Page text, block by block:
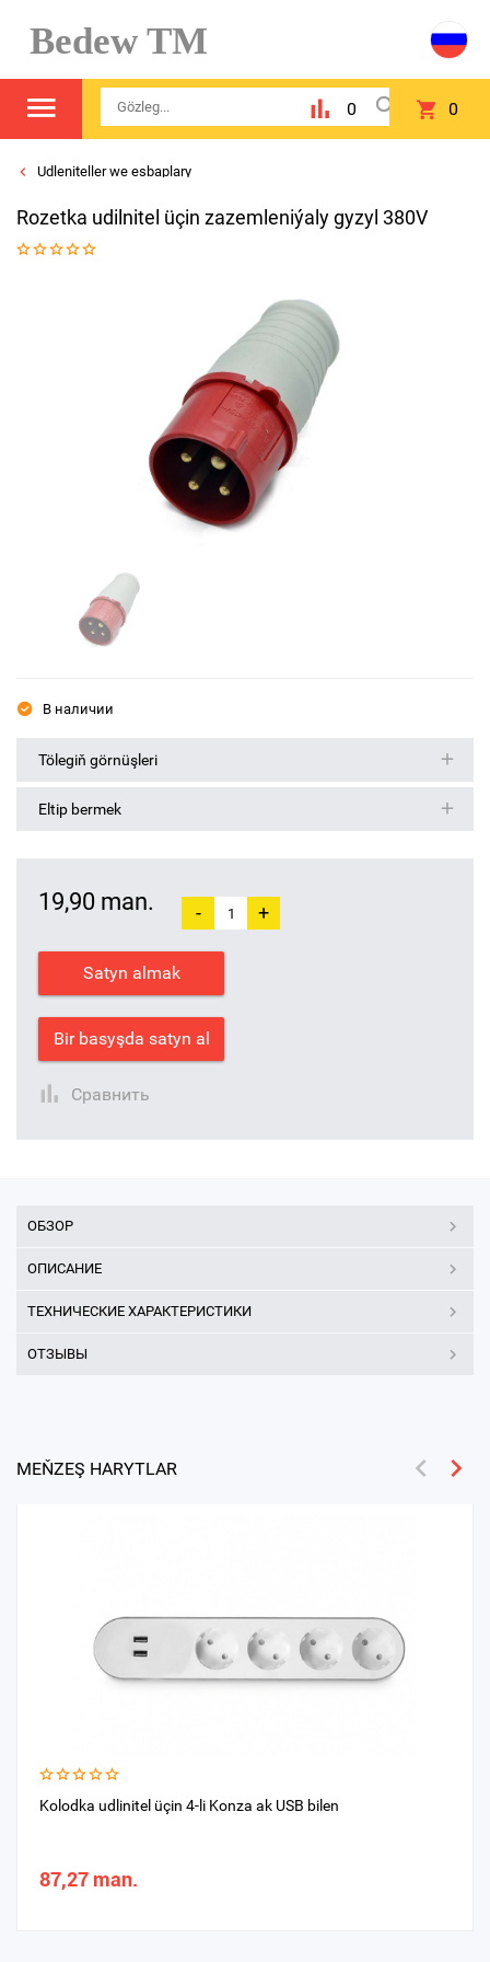
Bedew TM
0 0
Udleniteller we esbaplary
Rozetka udilnitel üçin zazemleniýaly gyzyl 380V
В наличии
Tölegiň görnüşleri
Eltip bermek
19,90 man. - +
Satyn almak
Bir basyşda satyn al
Сравнить
ОБЗОР
ОПИСАНИЕ
ТЕХНИЧЕСКИЕ ХАРАКТЕРИСТИКИ
ОТЗЫВЫ
MEŇZEŞ HARYTLAR
Kolodka udlinitel üçin 4-li Konza ak USB bilen
87,27 man.